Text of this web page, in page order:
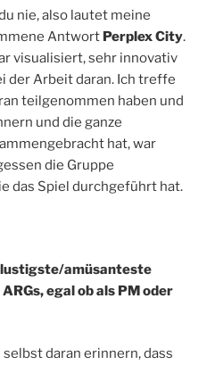
nie, also lautet meine
Antwort Perplex City.
visualisiert, sehr innovativ
der Arbeit daran. Ich treffe
teilgenommen haben und
und die ganze
hat, war
die Gruppe
das Spiel durchgeführt hat.
lustigste/amüsanteste
egal ob als PM oder
daran erinnern, dass